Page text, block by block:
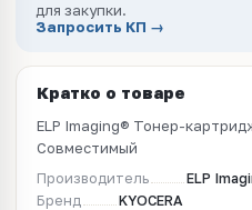
для закупки.
Запросить КП →
Кратко о товаре
ELP Imaging® Тонер-
Совместимый
Производитель
ELP
Бренд
KYOCERA